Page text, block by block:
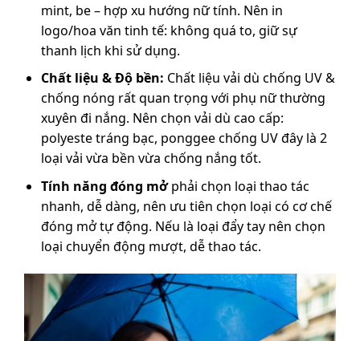
mint, be – hợp xu hướng nữ tính. Nên in
logo/hoa văn tinh tế: không quá to, giữ sự
thanh lịch khi sử dụng.
Chất liệu & Độ bền: Chất liệu vải dù chống UV &
chống nóng rất quan trọng với phụ nữ thường
xuyên đi nắng. Nên chọn vải dù cao cấp:
polyeste tráng bạc, ponggee chống UV đây là 2
loại vải vừa bền vừa chống nắng tốt.
Tính năng đóng mởphải chọn loại thao tác
nhanh, dễ dàng, nên ưu tiên chọn loại có cơ chế
đóng mở tự động. Nếu là loại đẩy tay nên chọn
loại chuyển động mượt, dễ thao tác.